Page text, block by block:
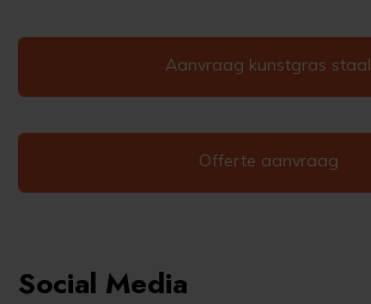
Aanvraag kunstgras staal
Offerte aanvraag
Social Media